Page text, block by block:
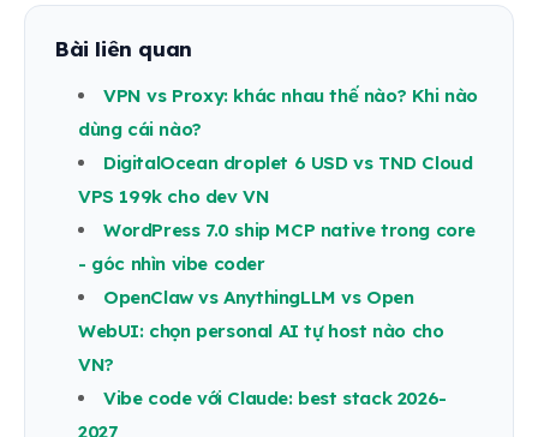
Bài liên quan
VPN vs Proxy: khác nhau thế nào? Khi nào
dùng cái nào?
DigitalOcean droplet 6 USD vs TND Cloud
VPS 199k cho dev VN
WordPress 7.0 ship MCP native trong core
- góc nhìn vibe coder
OpenClaw vs AnythingLLM vs Open
WebUI: chọn personal AI tự host nào cho
VN?
Vibe code với Claude: best stack 2026-
2027